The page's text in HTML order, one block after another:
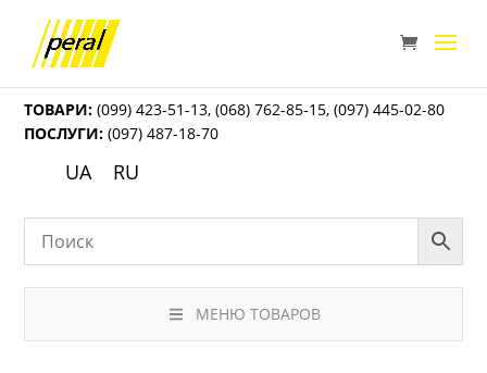
ТОВАРИ: (099) 423-51-13,(068) 762-85-15,(097) 445-02-80
ПОСЛУГИ: (097) 487-18-70
UA RU
МЕНЮ ТОВАРОВ